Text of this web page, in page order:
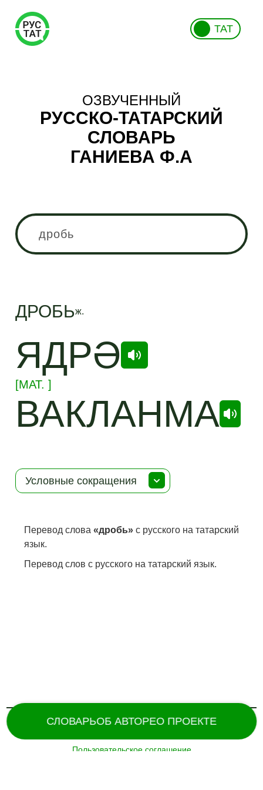
СЛОВАРЬОБ АВТОРЕО ПРОЕКТЕ
ТАТ
ОЗВУЧЕННЫЙ
РУССКО-ТАТАРСКИЙ
СЛОВАРЬ
ГАНИЕВА Ф.А
ДРОБЬж.
ЯДРӘ
[МАТ. ]
ВАКЛАНМА
Условные сокращения
Перевод слова«дробь» с русского на татарский
язык.
Перевод слов с русского на татарский язык.
Пользовательское соглашение